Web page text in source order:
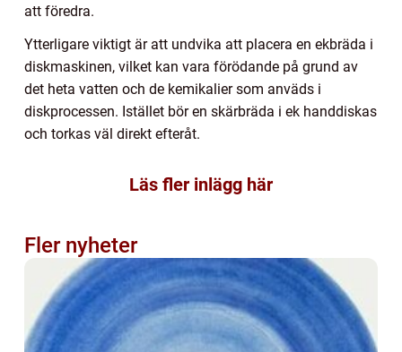
att föredra.
Ytterligare viktigt är att undvika att placera en ekbräda i
diskmaskinen, vilket kan vara förödande på grund av
det heta vatten och de kemikalier som anväds i
diskprocessen. Istället bör en skärbräda i ek handdiskas
och torkas väl direkt efteråt.
Läs fler inlägg här
Fler nyheter